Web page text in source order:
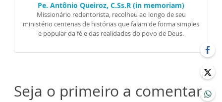
Pe. Antônio Queiroz, C.Ss.R (in memoriam)
Missionário redentorista, recolheu ao longo de seu
ministério centenas de histórias que falam de forma simples
e popular da fé e das realidades do povo de Deus.
Seja o primeiro a comentar